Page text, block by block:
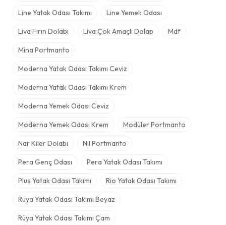
Line Yatak Odası Takımı Line Yemek Odası
Liva Fırın Dolabı Liva Çok Amaçlı Dolap Mdf
Mina Portmanto
Moderna Yatak Odası Takımı Ceviz
Moderna Yatak Odası Takımı Krem
Moderna Yemek Odası Ceviz
Moderna Yemek Odası Krem Modüler Portmanto
Nar Kiler Dolabı Nil Portmanto
Pera Genç Odası Pera Yatak Odası Takımı
Plus Yatak Odası Takımı Rio Yatak Odası Takımı
Rüya Yatak Odası Takımı Beyaz
Rüya Yatak Odası Takımı Çam